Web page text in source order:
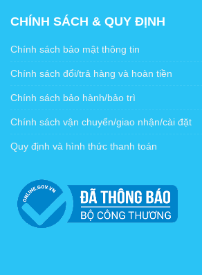
CHÍNH SÁCH & QUY ĐỊNH
Chính sách bảo mật thông tin
Chính sách đổi/trả hàng và hoàn tiền
Chính sách bảo hành/bảo trì
Chính sách vận chuyển/giao nhận/cài đặt
Quy định và hình thức thanh toán